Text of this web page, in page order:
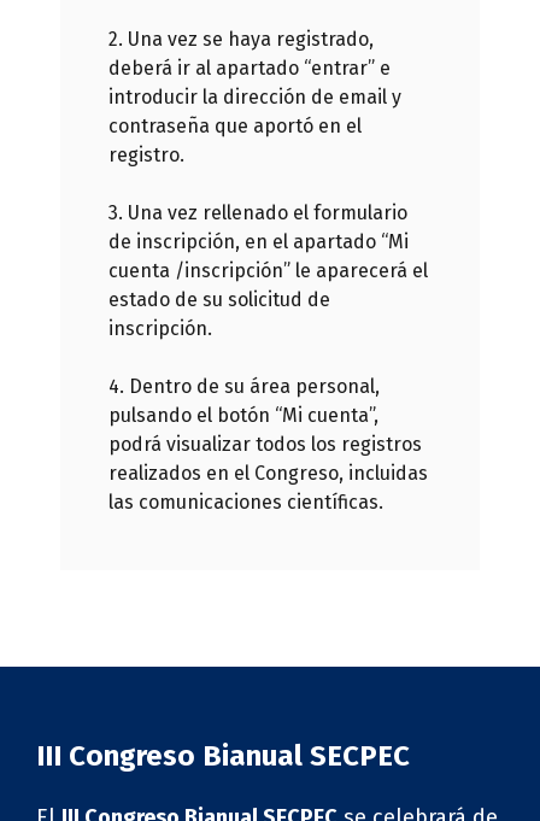
2. Una vez se haya registrado,
deberá ir al apartado “entrar” e
introducir la dirección de email y
contraseña que aportó en el
registro.
3. Una vez rellenado el formulario
de inscripción, en el apartado “Mi
cuenta /inscripción” le aparecerá el
estado de su solicitud de
inscripción.
4. Dentro de su área personal,
pulsando el botón “Mi cuenta”,
podrá visualizar todos los registros
realizados en el Congreso, incluidas
las comunicaciones científicas.
III Congreso Bianual SECPEC